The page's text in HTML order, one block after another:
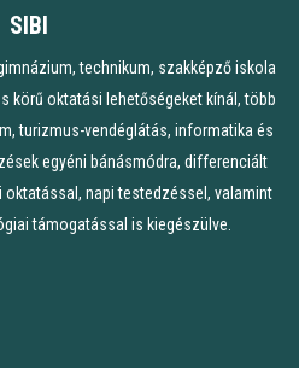
SIBI
technikum, szakképző iskola
körű oktatási lehetőségeket kínál, több
turizmus-vendéglátás, informatika és
egyéni bánásmódra, differenciált
oktatással, napi testedzéssel, valamint
támogatással is kiegészülve.